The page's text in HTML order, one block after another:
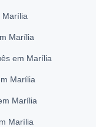
Marília
Marília
em Marília
Marília
Marília
Marília